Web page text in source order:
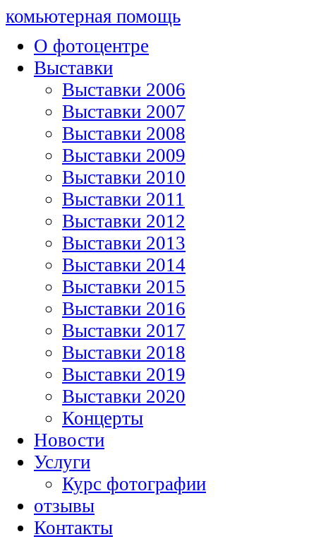
комьютерная помощь
О фотоцентре
Выставки
Выставки 2006
Выставки 2007
Выставки 2008
Выставки 2009
Выставки 2010
Выставки 2011
Выставки 2012
Выставки 2013
Выставки 2014
Выставки 2015
Выставки 2016
Выставки 2017
Выставки 2018
Выставки 2019
Выставки 2020
Концерты
Новости
Услуги
Курс фотографии
отзывы
Контакты